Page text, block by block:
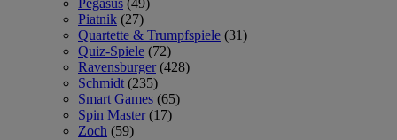
Pegasus (49)
Piatnik (27)
Quartette & Trumpfspiele (31)
Quiz-Spiele (72)
Ravensburger (428)
Schmidt (235)
Smart Games (65)
Spin Master (17)
Zoch (59)